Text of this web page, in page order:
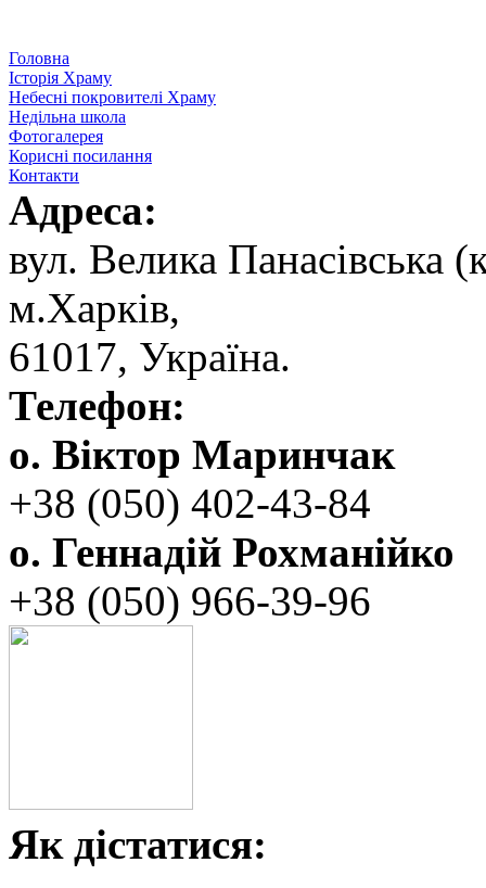
Головна
Історія Храму
Небесні покровителі Храму
Недільна школа
Фотогалерея
Корисні посилання
Контакти
Адреса:
вул. ‬Велика Панасівська
‬м.Харків,
‬61017, ‬Україна.‎
Телефон:
о. Віктор Маринчак
+38 (050)‭ 402-43-84
о. Геннадій Рохманійко
+38 (050)‭ ‬966-39-96
Як дістатися: